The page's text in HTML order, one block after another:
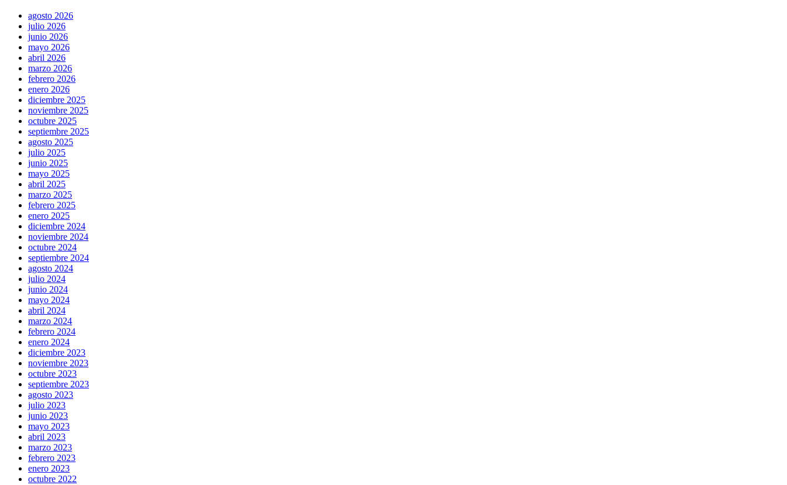
agosto 2026
julio 2026
junio 2026
mayo 2026
abril 2026
marzo 2026
febrero 2026
enero 2026
diciembre 2025
noviembre 2025
octubre 2025
septiembre 2025
agosto 2025
julio 2025
junio 2025
mayo 2025
abril 2025
marzo 2025
febrero 2025
enero 2025
diciembre 2024
noviembre 2024
octubre 2024
septiembre 2024
agosto 2024
julio 2024
junio 2024
mayo 2024
abril 2024
marzo 2024
febrero 2024
enero 2024
diciembre 2023
noviembre 2023
octubre 2023
septiembre 2023
agosto 2023
julio 2023
junio 2023
mayo 2023
abril 2023
marzo 2023
febrero 2023
enero 2023
octubre 2022